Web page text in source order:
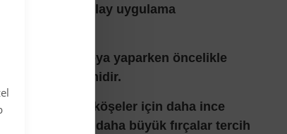
sayesinde kolay uygulama
ile Yağlı boya yaparken öncelikle
fırça seçimidir.
ve dar köşeler için daha ince
alanlar için ise daha büyük fırçalar tercih